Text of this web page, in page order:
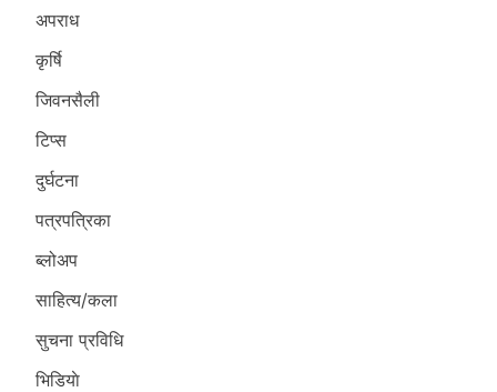
अपराध
कृर्षि
जिवनसैली
टिप्स
दुर्घटना
पत्रपत्रिका
ब्लोअप
साहित्य/कला
सुचना प्रविधि
भिडियाे